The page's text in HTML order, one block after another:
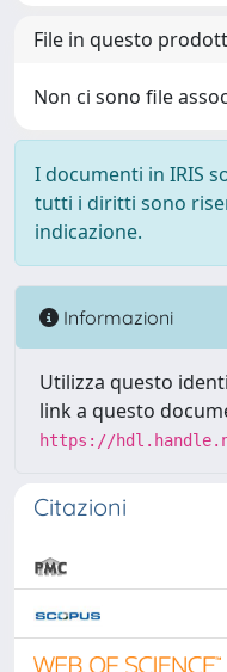
File in questo
Non ci sono file
I documenti in IRIS
tutti i diritti sono
indicazione.
Informazioni
Utilizza questo
link a questo
https://
Citazioni